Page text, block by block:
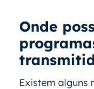
Onde
Existem alguns